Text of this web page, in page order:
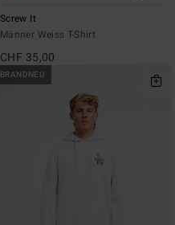
Screw It
Männer Weiss T-Shirt
CHF 35,00
BRANDNEU